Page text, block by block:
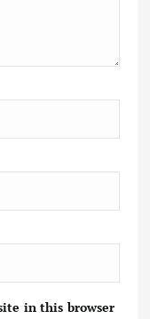
in this browser